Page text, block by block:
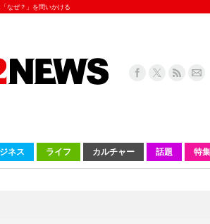
なぜ？」を問いかける
ネス ライフ カルチャー 話題 特